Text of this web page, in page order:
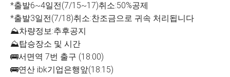
*출발6~4일전(7/15~17)취소:50%공제
*출발3일전(7/18)취소:찬조금으로 귀속 처리됩니다
⛰차량정보:추후공지
⛰탑승장소 및 시간
🚌서면역 7번 출구 (18:00)
🚌연산 ibk기업은행앞(18:15)